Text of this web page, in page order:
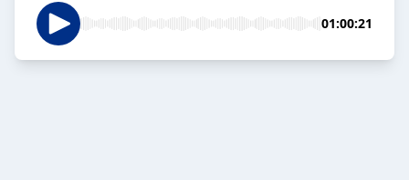
01:00:21